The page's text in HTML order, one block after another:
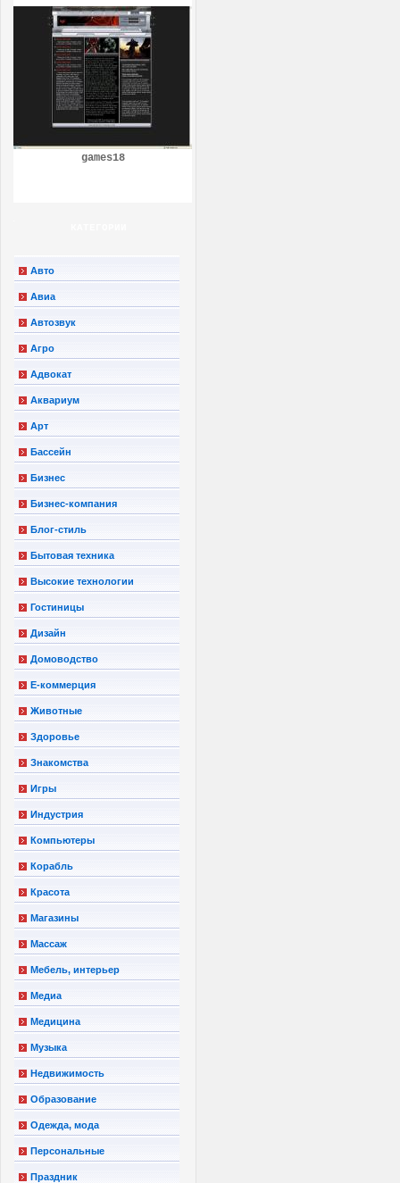
games18
Авто
Авиа
Автозвук
Агро
Адвокат
Аквариум
Арт
Бассейн
Бизнес
Бизнес-компания
Блог-стиль
Бытовая техника
Высокие технологии
Гостиницы
Дизайн
Домоводство
Е-коммерция
Животные
Здоровье
Знакомства
Игры
Индустрия
Компьютеры
Корабль
Красота
Магазины
Массаж
Мебель, интерьер
Медиа
Медицина
Музыка
Недвижимость
Образование
Одежда, мода
Персональные
Праздник